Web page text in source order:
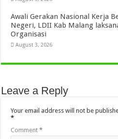
Awali Gerakan Nasional Kerja
Negeri, LDII Kab Malang
Organisasi
August 3, 2026
Leave a Reply
Your email address will not be
*
Comment*